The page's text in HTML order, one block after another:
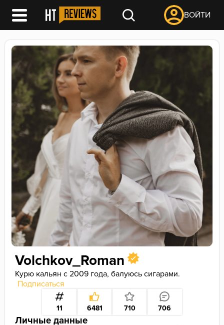
ВОЙТИ
Volchkov_Roman
Курю кальян с 2009 года, балуюсь сигарами.
Подписаться
11 6481 710 706
Личные данные